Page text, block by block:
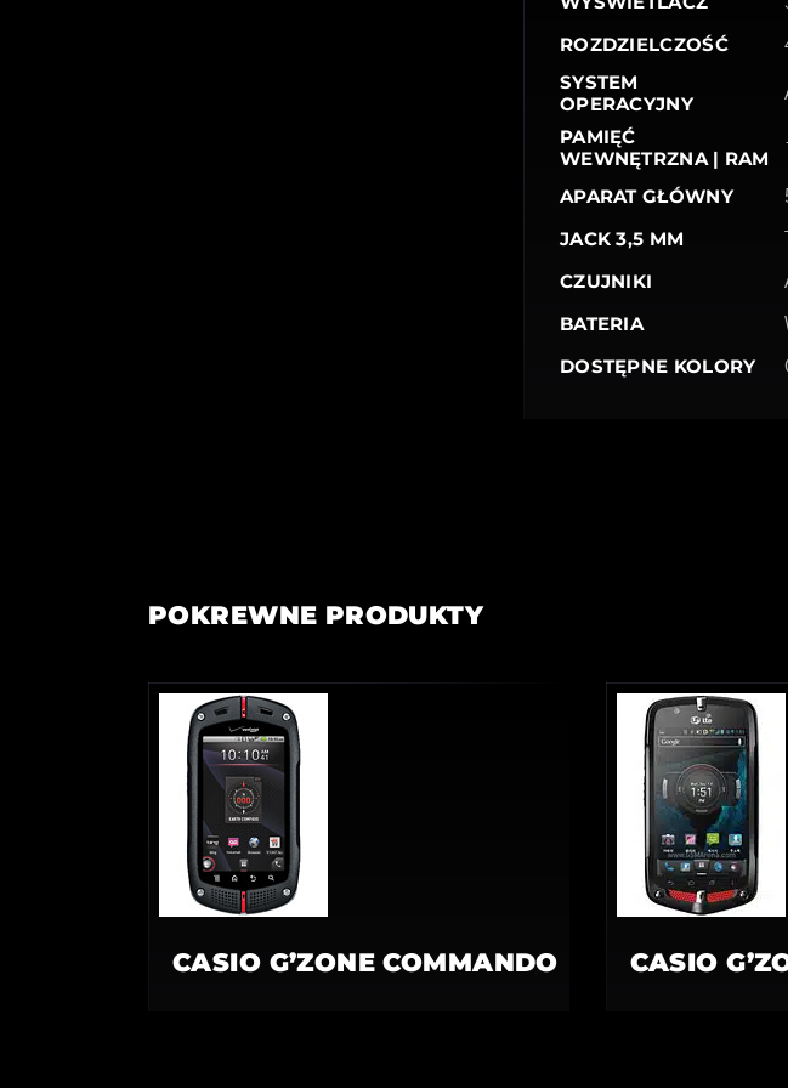
ROZDZIELCZOŚĆ
SYSTEM
OPERACYJNY
PAMIĘĆ
WEWNĘTRZNA | RAM
APARAT GŁÓWNY
JACK 3,5 MM
CZUJNIKI
BATERIA
DOSTĘPNE KOLORY
POKREWNE PRODUKTY
CASIO G’ZONE COMMANDO CASIO